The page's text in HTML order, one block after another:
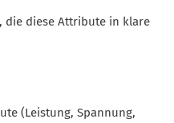
die diese Attribute in klare
(Leistung, Spannung,